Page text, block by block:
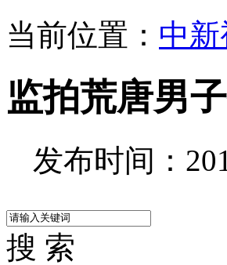
当前位置： 中
监拍荒唐男
发布时间：
搜 索